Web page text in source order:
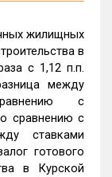
жилищных
в
с 1,12 п.п.
между
с
сравнению с
ставками
готового
в Курской